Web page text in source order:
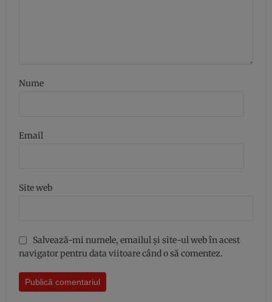
Nume
Email
Site web
Salvează-mi numele, emailul și site-ul web în acest
navigator pentru data viitoare când o să comentez.